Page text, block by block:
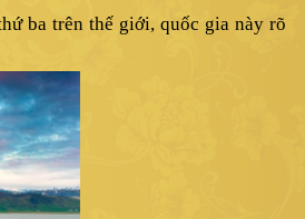
ba trên thế giới, quốc gia này rõ